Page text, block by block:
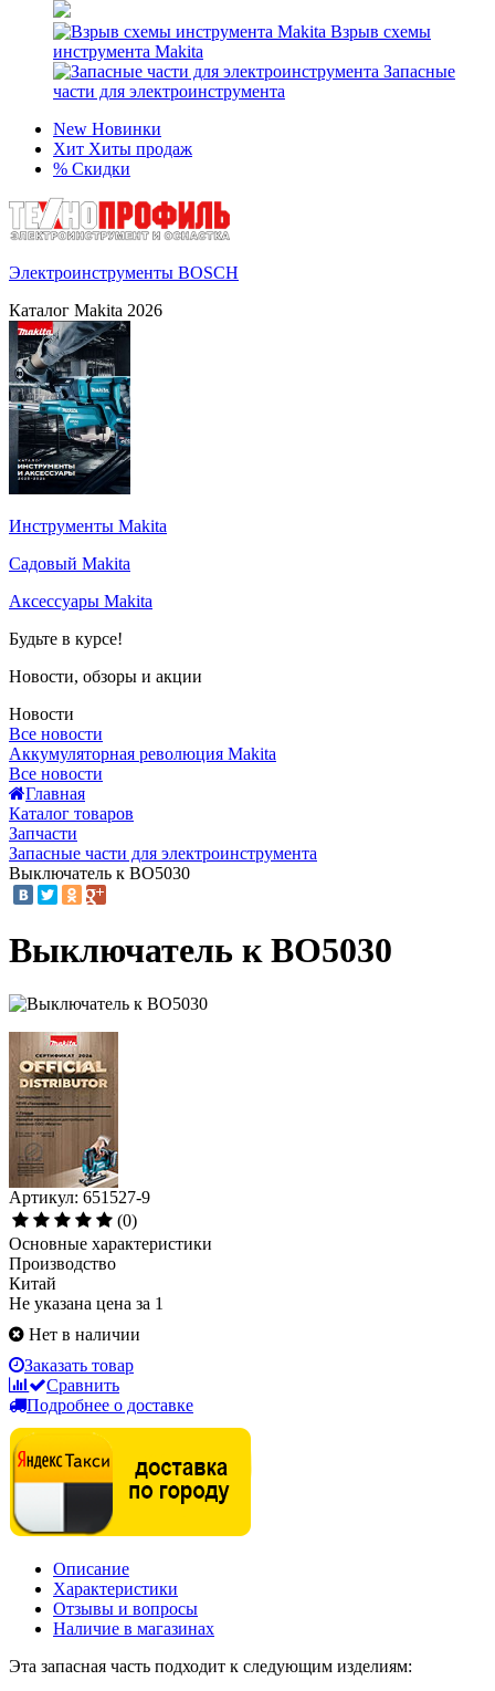
Взрыв схемы
инструмента Makita
Запасные
части для электроинструмента
New Новинки
Хит Хиты продаж
% Скидки
Электроинструменты BOSCH
Каталог Makita 2026
Инструменты Makita
Садовый Makita
Аксессуары Makita
Будьте в курсе!
Новости, обзоры и акции
Новости
Все новости
Аккумуляторная революция Makita
Все новости
Главная
Каталог товаров
Запчасти
Запасные части для электроинструмента
Выключатель к BO5030
Выключатель к BO5030
Артикул: 651527-9
(0)
Основные характеристики
Производство
Китай
Не указана цена за 1
Нет в наличии
Заказать товар
Сравнить
Подробнее о доставке
Описание
Характеристики
Отзывы и вопросы
Наличие в магазинах
Эта запасная часть подходит к следующим изделиям: